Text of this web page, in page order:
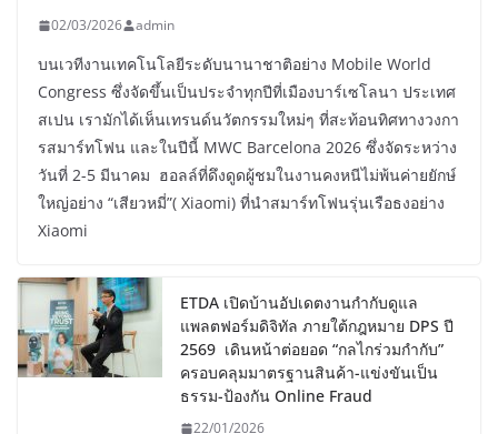
02/03/2026 admin
บนเวทีงานเทคโนโลยีระดับนานาชาติอย่าง Mobile World
Congress ซึ่งจัดขึ้นเป็นประจำทุกปีที่เมืองบาร์เซโลนา ประเทศ
สเปน เรามักได้เห็นเทรนด์นวัตกรรมใหม่ๆ ที่สะท้อนทิศทางวงกา
รสมาร์ทโฟน และในปีนี้ MWC Barcelona 2026 ซึ่งจัดระหว่าง
วันที่ 2-5 มีนาคม ฮอลล์ที่ดึงดูดผู้ชมในงานคงหนีไม่พ้นค่ายยักษ์
ใหญ่อย่าง “เสียวหมี่”( Xiaomi) ที่นำสมาร์ทโฟนรุ่นเรือธงอย่าง
Xiaomi
ETDA เปิดบ้านอัปเดตงานกำกับดูแล
แพลตฟอร์มดิจิทัล ภายใต้กฎหมาย DPS ปี
2569 เดินหน้าต่อยอด “กลไกร่วมกำกับ”
ครอบคลุมมาตรฐานสินค้า-แข่งขันเป็น
ธรรม-ป้องกัน Online Fraud
22/01/2026